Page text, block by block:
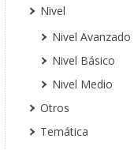
Nivel
Nivel Avanzado
Nivel Básico
Nivel Medio
Otros
Temática